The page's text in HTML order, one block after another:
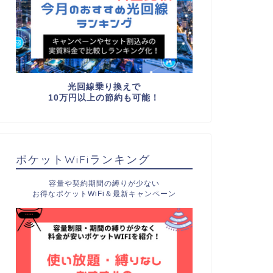
光回線乗り換えで
10万円以上の節約も可能！
ポケットWiFiランキング
容量や契約期間の縛りが少ない
お得なポケットWiFi＆最新キャンペーン